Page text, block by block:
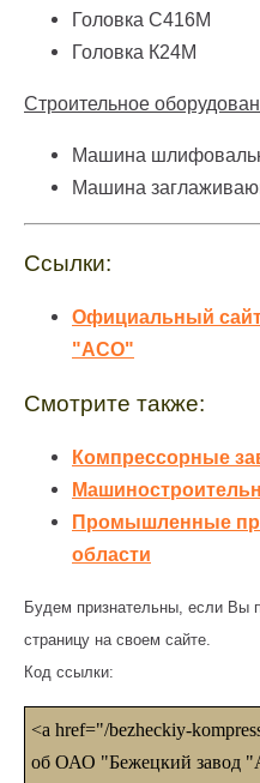
Головка С416М
Головка К24М
Строительное
Машина
Машина
Ссылки:
Официальный
"АСО"
Смотрите также:
Компрессорные
Промышленные
области
Будем признательны, если Вы
страницу на своем сайте.
Код ссылки:
<a href="/bezheckiy-
об ОАО "Бежецкий завод